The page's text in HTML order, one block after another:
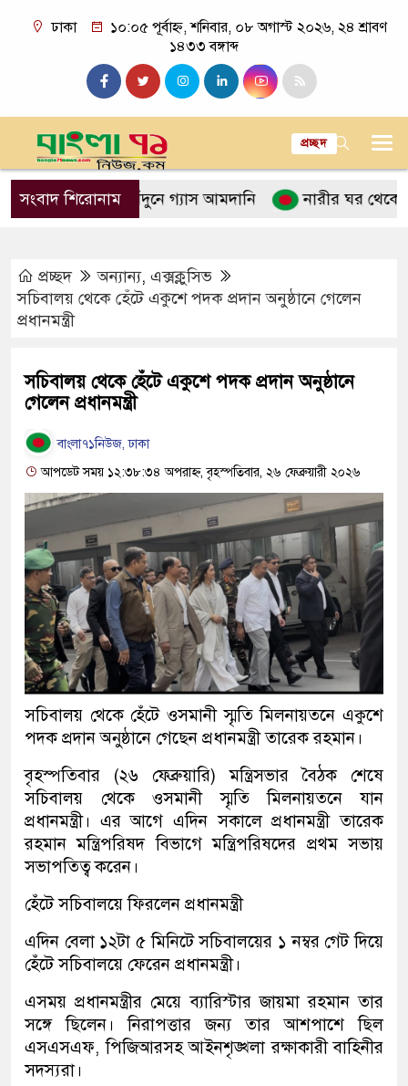
ঢাকা
১০:০৫ পূর্বাহ্ন, শনিবার, ০৮ অগাস্ট ২০২৬, ২৪ শ্রাবণ
১৪৩৩ বঙ্গাব্দ
প্রচ্ছদ
সংবাদ শিরোনাম
৩ টন কাঁদুনে গ্যাস আমদানি নারীর ঘর থেকে
প্রচ্ছদ অন্যান্য, এক্সক্লুসিভ
সচিবালয় থেকে হেঁটে একুশে পদক প্রদান অনুষ্ঠানে গেলেন
প্রধানমন্ত্রী
সচিবালয় থেকে হেঁটে একুশে পদক প্রদান অনুষ্ঠানে
গেলেন প্রধানমন্ত্রী
বাংলা৭১নিউজ, ঢাকা
আপডেট সময় ১২:৩৮:৩৪ অপরাহ্ন, বৃহস্পতিবার, ২৬ ফেব্রুয়ারী ২০২৬
সচিবালয় থেকে হেঁটে ওসমানী স্মৃতি মিলনায়তনে একুশে
পদক প্রদান অনুষ্ঠানে গেছেন প্রধানমন্ত্রী তারেক রহমান।
বৃহস্পতিবার (২৬ ফেব্রুয়ারি) মন্ত্রিসভার বৈঠক শেষে
সচিবালয় থেকে ওসমানী স্মৃতি মিলনায়তনে যান
প্রধানমন্ত্রী। এর আগে এদিন সকালে প্রধানমন্ত্রী তারেক
রহমান মন্ত্রিপরিষদ বিভাগে মন্ত্রিপরিষদের প্রথম সভায়
সভাপতিত্ব করেন।
হেঁটে সচিবালয়ে ফিরলেন প্রধানমন্ত্রী
এদিন বেলা ১২টা ৫ মিনিটে সচিবালয়ের ১ নম্বর গেট দিয়ে
হেঁটে সচিবালয়ে ফেরেন প্রধানমন্ত্রী।
এসময় প্রধানমন্ত্রীর মেয়ে ব্যারিস্টার জায়মা রহমান তার
সঙ্গে ছিলেন। নিরাপত্তার জন্য তার আশপাশে ছিল
এসএসএফ, পিজিআরসহ আইনশৃঙ্খলা রক্ষাকারী বাহিনীর
সদস্যরা।